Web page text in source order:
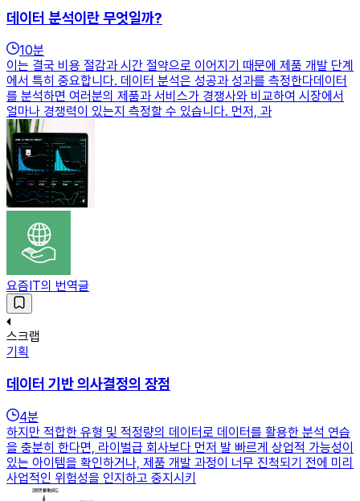
데이터 분석이란 무엇일까?
10분
이는 결국 비용 절감과 시간 절약으로 이어지기 때문에 제품 개발 단계
에서 특히 중요합니다. 데이터 분석은 성공과 성과를 측정한다데이터
를 분석하면 여러분의 제품과 서비스가 경쟁사와 비교하여 시장에서
얼마나 경쟁력이 있는지 측정할 수 있습니다. 먼저, 과
요즘IT의 번역글
스크랩
기획
데이터 기반 의사결정의 장점
4분
하지만 적합한 유형 및 적정량의 데이터로 데이터를 활용한 분석 연습
을 충분히 한다면, 라이벌급 회사보다 먼저 발 빠르게 상업적 가능성이
있는 아이템을 확인하거나, 제품 개발 과정이 너무 진척되기 전에 미리
사업적인 위험성을 인지하고 중지시키